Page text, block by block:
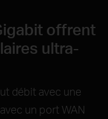
offrent
ultra-
débit avec une
avec un port WAN